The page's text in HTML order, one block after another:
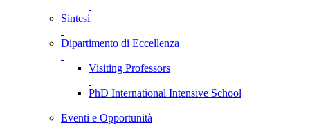
Sintesi
Dipartimento di Eccellenza
Visiting Professors
PhD International Intensive School
Eventi e Opportunità